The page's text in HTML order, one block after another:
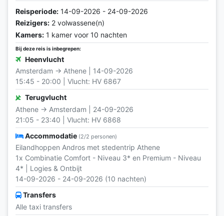
Reisperiode: 14-09-2026 - 24-09-2026
Reizigers: 2 volwassene(n)
Kamers: 1 kamer voor 10 nachten
Bij deze reis is inbegrepen:
Heenvlucht
Amsterdam → Athene | 14-09-2026
15:45 - 20:00 | Vlucht: HV 6867
Terugvlucht
Athene → Amsterdam | 24-09-2026
21:05 - 23:40 | Vlucht: HV 6868
Accommodatie (2/2 personen)
Eilandhoppen Andros met stedentrip Athene
1x Combinatie Comfort - Niveau 3* en Premium - Niveau
4* | Logies & Ontbijt
14-09-2026 - 24-09-2026 (10 nachten)
Transfers
Alle taxi transfers